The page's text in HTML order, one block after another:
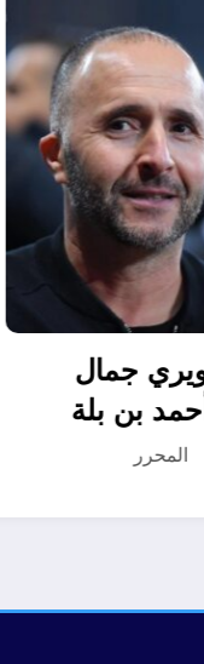
بلماضي و
أغسطس 7, 2026